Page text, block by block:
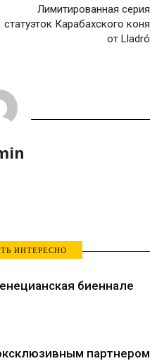
Лимитированная серия
статуэток Карабахского коня
от Lladró
ИНТЕРЕСНО
биеннале
партнером